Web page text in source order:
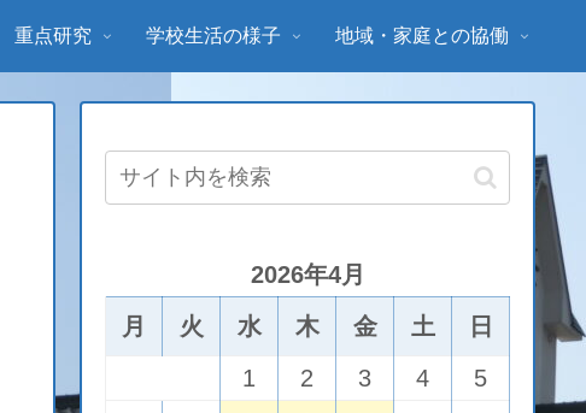
重点研究 学校生活の様子 地域・家庭との協働
2026年4月
月
火 水 木 金 土
日
1
2 3 4
5